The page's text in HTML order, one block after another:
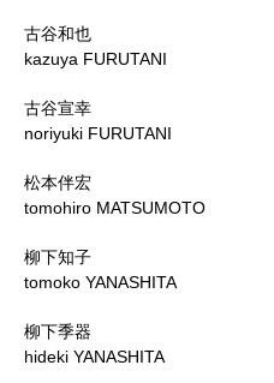
古谷和也
kazuya FURUTANI
古谷宣幸
noriyuki FURUTANI
松本伴宏
tomohiro MATSUMOTO
柳下知子
tomoko YANASHITA
柳下季器
hideki YANASHITA